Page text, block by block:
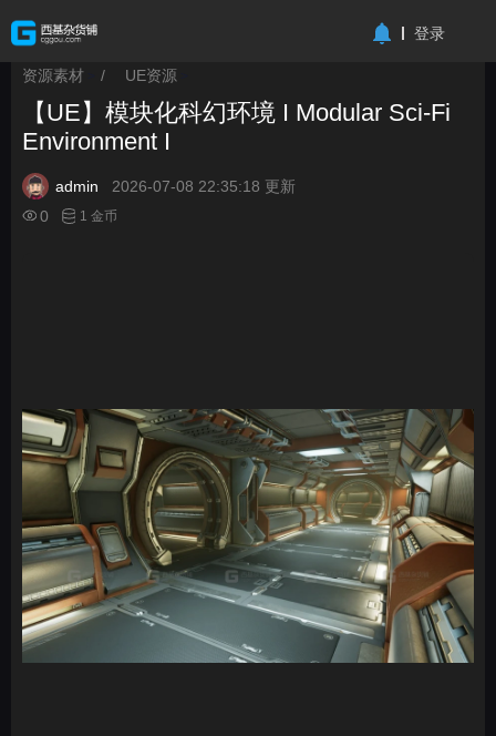
登录
资源素材 / UE资源
【UE】模块化科幻环境 I Modular Sci-Fi
Environment I
admin
2026-07-08 22:35:18 更新
0
1 金币